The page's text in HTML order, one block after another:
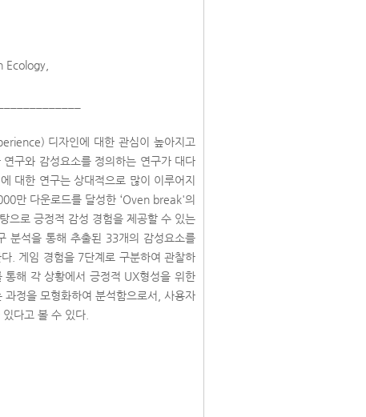
디자인에 대한 관심이 높아지고
구와 감성요소를 정의하는 연구가 대다
대한 연구는 상대적으로 많이 이루어지
만 다운로드를 달성한 ‘Oven break'의
으로 긍정적 감성 경험을 제공할 수 있는
분석을 통해 추출된 33개의 감성요소를
. 게임 경험을 7단계로 구분하여 관찰하
해 각 상황에서 긍정적 UX형성을 위한
정을 모형화하여 분석함으로서, 사용자
다고 볼 수 있다.